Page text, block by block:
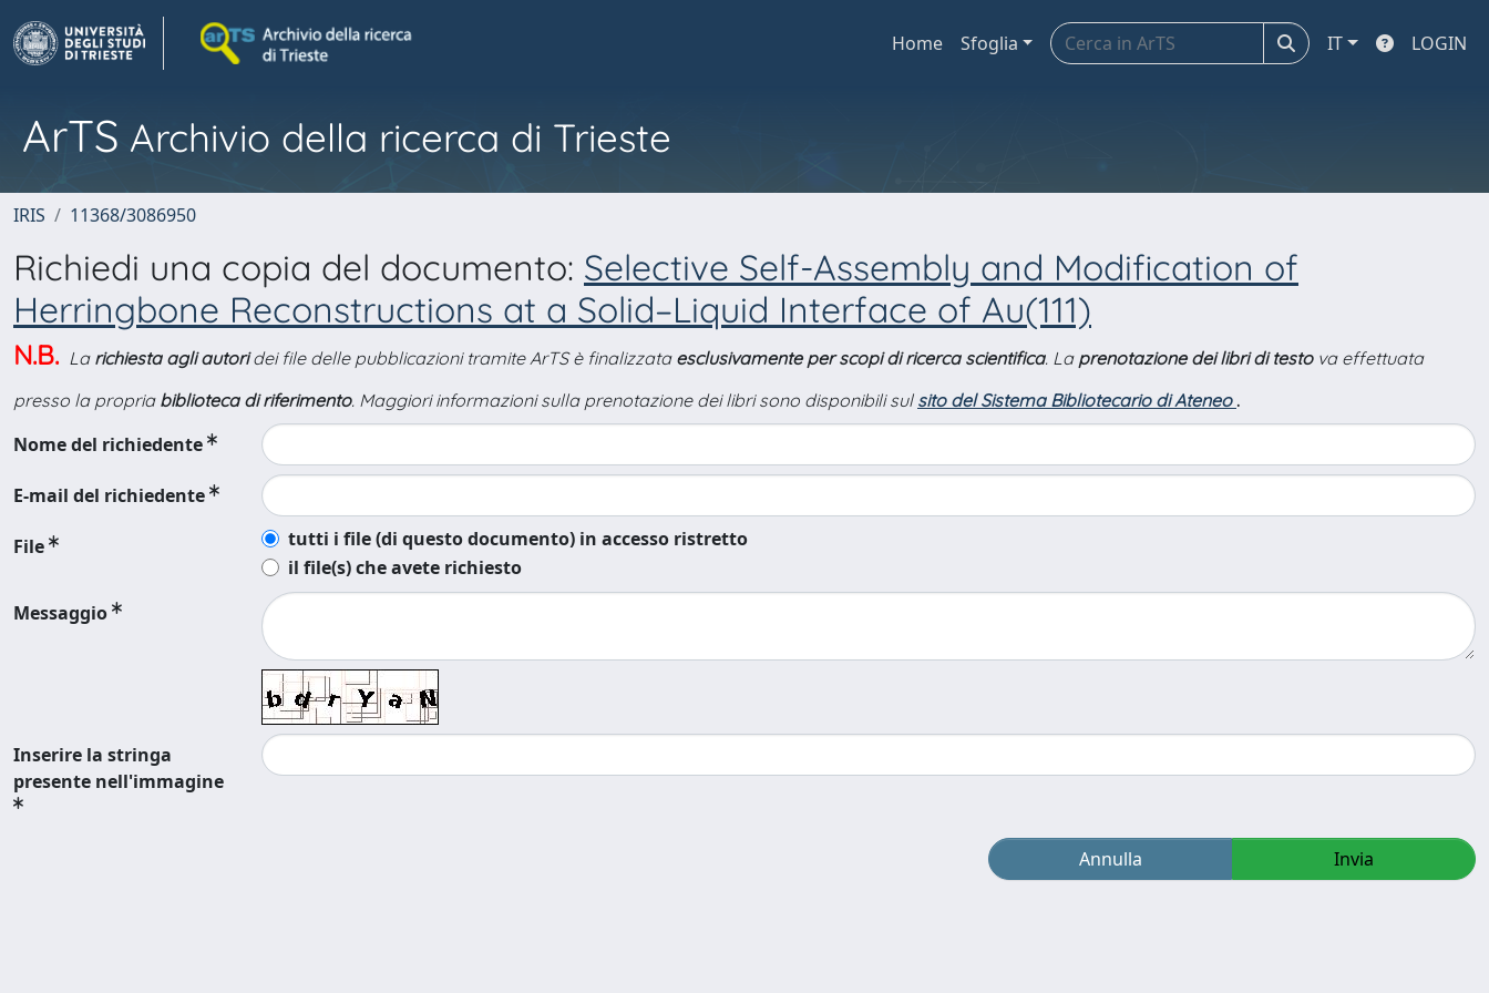
Home Sfoglia IT LOGIN
ArTS Archivio della ricerca di Trieste
IRIS 11368/3086950
Richiedi una copia del documento: Selective Self-Assembly and Modification of
Herringbone Reconstructions at a Solid–Liquid Interface of Au(111)
N.B. La richiesta agli autoridei file delle pubblicazioni tramite ArTS è finalizzata esclusivamente per scopi di ricerca scientifica. La prenotazione dei libri di testova effettuata
presso la propria biblioteca di riferimento. Maggiori informazioni sulla prenotazione dei libri sono disponibili sul sito del Sistema Bibliotecario di Ateneo .
Nome del richiedente
E-mail del richiedente
File
tutti i file (di questo documento) in accesso ristretto
il file(s) che avete richiesto
Messaggio
Inserire la stringa
presente nell'immagine
Annulla Invia